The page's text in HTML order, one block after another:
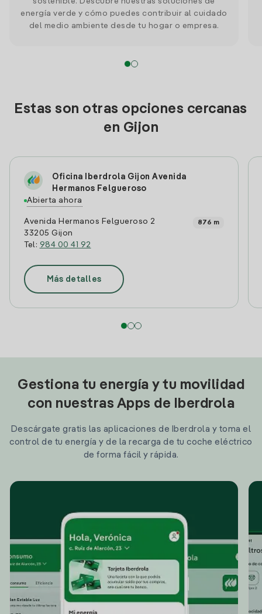
energía verde y cómo puedes contribuir al cuidado
del medio ambiente desde tu hogar o empresa.
Estas son otras opciones cercanas
en Gijon
Oficina Iberdrola Gijon Avenida
Hermanos Felgueroso
Abierta ahora
Avenida Hermanos Felgueroso 2
33205 Gijon
Tel: 984 00 41 92
876 m
Más detalles
Gestiona tu energía y tu movilidad
con nuestras Apps de Iberdrola
Descárgate gratis las aplicaciones de Iberdrola y toma el
control de tu energía y de la recarga de tu coche eléctrico
de forma fácil y rápida.